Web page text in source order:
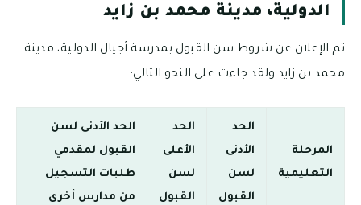
الدولية، مدينة محمد بن زايد
تم الإعلان عن شروط سن القبول بمدرسة أجيال الدولية، مدينة
محمد بن زايد ولقد جاءت على النحو التالي:
المرحلة
التعليمية
الحد
الأدنى
لسن
القبول
الحد
الأعلى
لسن
القبول
الحد الأدنى لسن
القبول لمقدمي
طلبات التسجيل
من مدارس أخرى